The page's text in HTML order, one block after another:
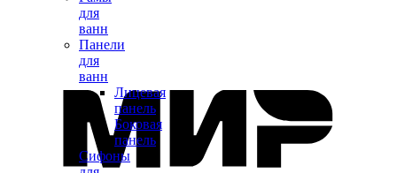
для
ванн
Панели
для
ванн
Лицевая
панель
Боковая
панель
Сифоны